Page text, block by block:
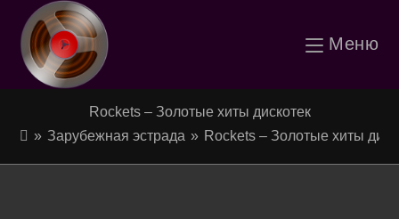
Перейти
содержимому
Меню
Rockets – Золотые хиты дискотек
» Зарубежная эстрада » Rockets – Золотые хиты